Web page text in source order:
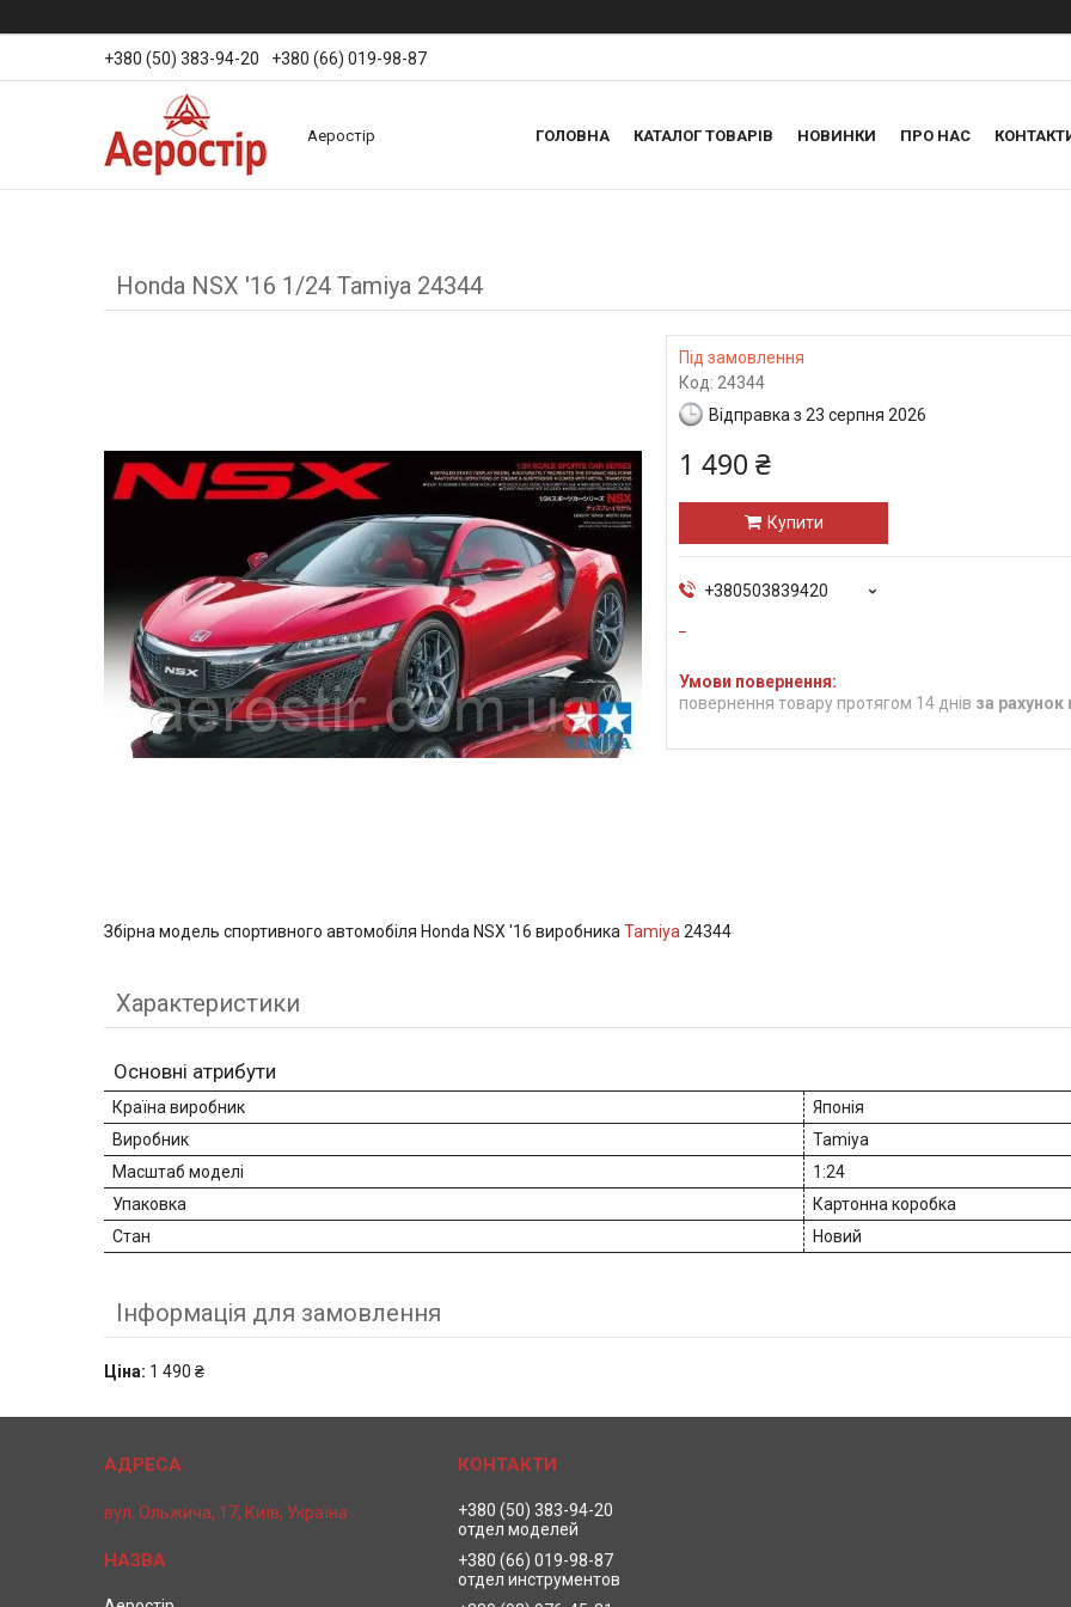
+380 (50) 383-94-20 +380 (66) 019-98-87
Аеростір ГОЛОВНА КАТАЛОГ ТОВАРІВ НОВИНКИ ПРО НАС
Honda NSX '16 1/24 Tamiya 24344
Під замовлення
Код: 24344
Відправка з 23 серпня 2026
1 490 ₴
Купити
+380503839420
повернення товару протягом 14 днів за рахунок
Збірна модель спортивного автомобіля Honda NSX '16 виробникаTamiya24344
Характеристики
Основні атрибути
Країна виробник
Японія
Виробник
Tamiya
Масштаб моделі
1:24
Упаковка
Картонна коробка
Стан
Новий
Інформація для замовлення
Ціна: 1 490 ₴
вул. Ольжича, 17, Київ, Україна
+380 (50) 383-94-20
отдел моделей
+380 (66) 019-98-87
отдел инструментов